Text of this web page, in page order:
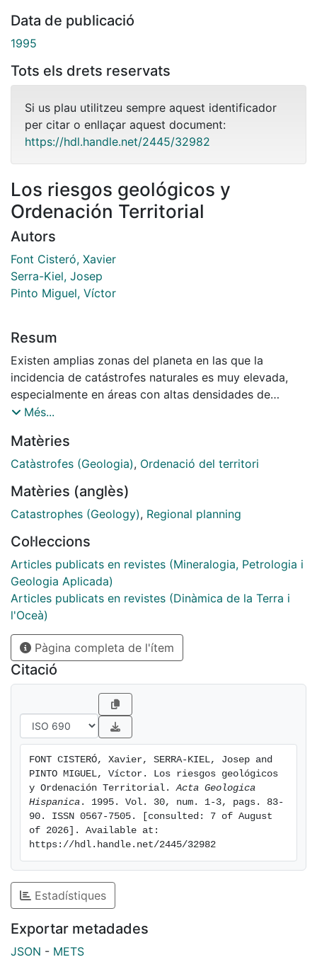
Data de publicació
1995
Tots els drets reservats
Si us plau utilitzeu sempre aquest identificador
per citar o enllaçar aquest document:
https://hdl.handle.net/2445/32982
Los riesgos geológicos y
Ordenación Territorial
Autors
Font Cisteró, Xavier
Serra-Kiel, Josep
Pinto Miguel, Víctor
Resum
Existen amplias zonas del planeta en las que la
incidencia de catástrofes naturales es muy elevada,
especialmente en áreas con altas densidades de
población y ocupación de espacios sometidos a
filiación geológica clara. Por otra parte, la
concienciación piública sobre estos fenómenos
dimensión añadida debido al papel preponderante
desempeñado por los medios de comunicación, que
efectos de estas catástrofes. Los ejemplos de los
últimos grandes terremotos (Mejico, California y
Japón), avalanchas, inundaciones, erupciones
volcánicas, huracanes, etc, están presentes en la
mente de todos.
Més...
Matèries
Catàstrofes (Geologia), Ordenació del territori
Matèries (anglès)
Catastrophes (Geology), Regional planning
Col·leccions
Articles publicats en revistes (Mineralogia, Petrologia i
Geologia Aplicada)
Articles publicats en revistes (Dinàmica de la Terra i
l'Oceà)
Pàgina completa de l'ítem
Citació
FONT CISTERÓ, Xavier, SERRA-KIEL, Josep and
PINTO MIGUEL, Víctor. Los riesgos geológicos
y Ordenación Territorial. Acta Geologica
Hispanica . 1995. Vol. 30, num. 1-3, pags. 83-
90. ISSN 0567-7505. [consulted: 7 of August
of 2026]. Available at:
https://hdl.handle.net/2445/32982
Estadístiques
Exportar metadades
JSON - METS